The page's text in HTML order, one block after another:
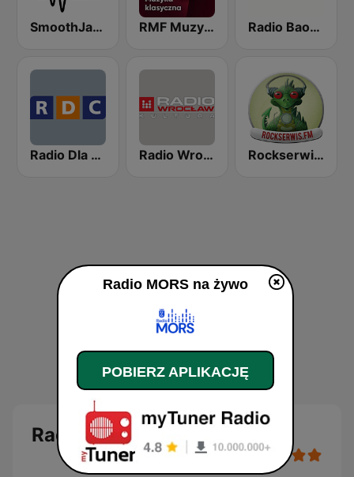
SmoothJazz.com.pl RMF Muzyka klasyczna Radio Baobab
Radio Dla Ciebie Radio Wroclaw Kultura Rockserwis FM
Radio MORS
Radio MORS na żywo
POBIERZ APLIKACJĘ